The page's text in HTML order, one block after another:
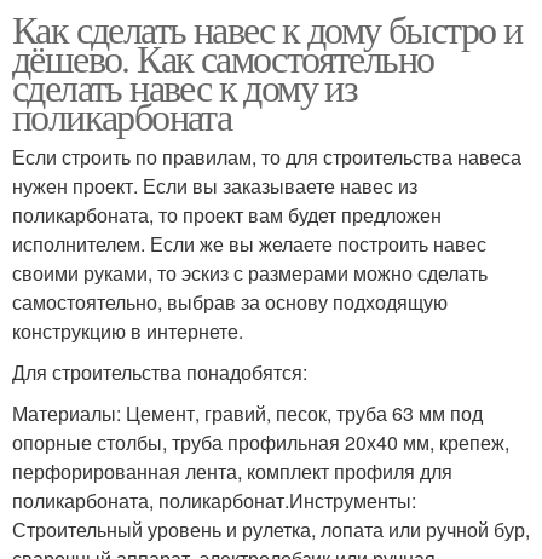
Как сделать навес к дому быстро и
дёшево. Как самостоятельно
сделать навес к дому из
поликарбоната
Если строить по правилам, то для строительства навеса
нужен проект. Если вы заказываете навес из
поликарбоната, то проект вам будет предложен
исполнителем. Если же вы желаете построить навес
своими руками, то эскиз с размерами можно сделать
самостоятельно, выбрав за основу подходящую
конструкцию в интернете.
Для строительства понадобятся:
Материалы: Цемент, гравий, песок, труба 63 мм под
опорные столбы, труба профильная 20х40 мм, крепеж,
перфорированная лента, комплект профиля для
поликарбоната, поликарбонат.Инструменты:
Строительный уровень и рулетка, лопата или ручной бур,